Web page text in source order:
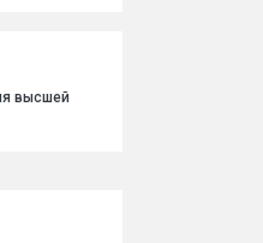
высшей